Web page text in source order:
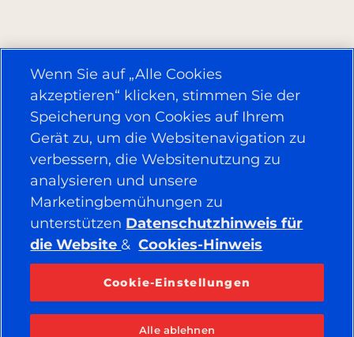
Wenn Sie auf „Alle Cookies
akzeptieren“ klicken, stimmen Sie der
Speicherung von Cookies auf Ihrem
Gerät zu, um die Websitenavigation zu
verbessern, die Websitenutzung zu
analysieren und unsere
Marketingbemühungen zu
unterstützen Datenschutzhinweis für
die Website & Cookies-Hinweis
Cookie-Einstellungen
Alle ablehnen